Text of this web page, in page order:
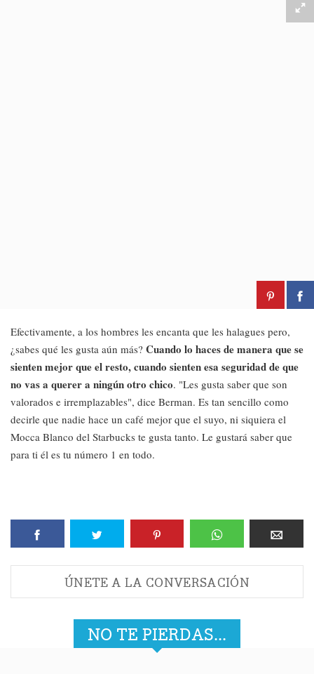
Efectivamente, a los hombres les encanta que les halagues pero,
¿sabes qué les gusta aún más? Cuando lo haces de manera que se
sienten mejor que el resto, cuando sienten esa seguridad de que
no vas a querer a ningún otro chico. "Les gusta saber que son
valorados e irremplazables", dice Berman. Es tan sencillo como
decirle que nadie hace un café mejor que el suyo, ni siquiera el
Mocca Blanco del Starbucks te gusta tanto. Le gustará saber que
para ti él es tu número 1 en todo.
ÚNETE A LA CONVERSACIÓN
NO TE PIERDAS...